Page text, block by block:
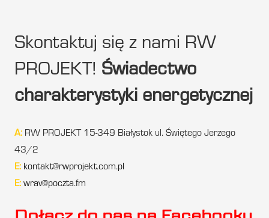
Skontaktuj się z nami RW
PROJEKT! Świadectwo
charakterystyki energetycznej
A: RW PROJEKT 15-349 Białystok ul. Świętego Jerzego
43/2
E: kontakt@rwprojekt.com.pl
E: wrav@poczta.fm